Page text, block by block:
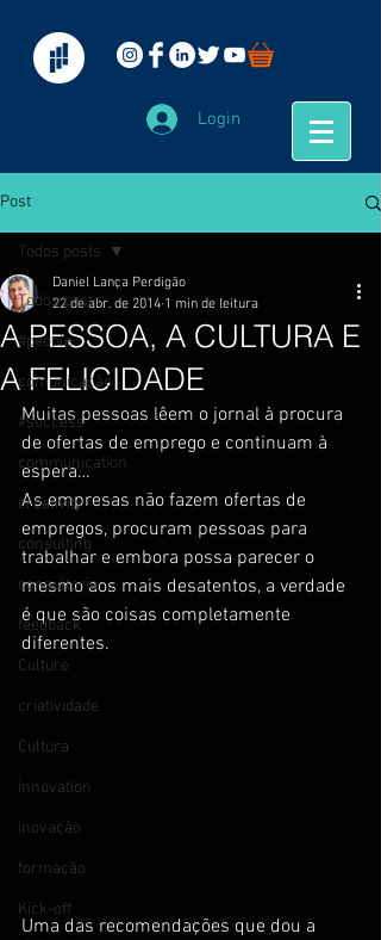
Login
Post
Todos posts
#people
comunicação
#success
communication
creativity
consulting
consultoria
feedback
Culture
criatividade
Cultura
innovation
inovação
formação
Kick-off
Todos posts
A PESSOA, A CULTURA E
A FELICIDADE
Daniel Lança Perdigão
22 de abr. de 2014 1 min de leitura
Muitas pessoas lêem o jornal à procura
de ofertas de emprego e continuam à
espera…
As empresas não fazem ofertas de
empregos, procuram pessoas para
trabalhar e embora possa parecer o
mesmo aos mais desatentos, a verdade
é que são coisas completamente
diferentes.
Uma das recomendações que dou a